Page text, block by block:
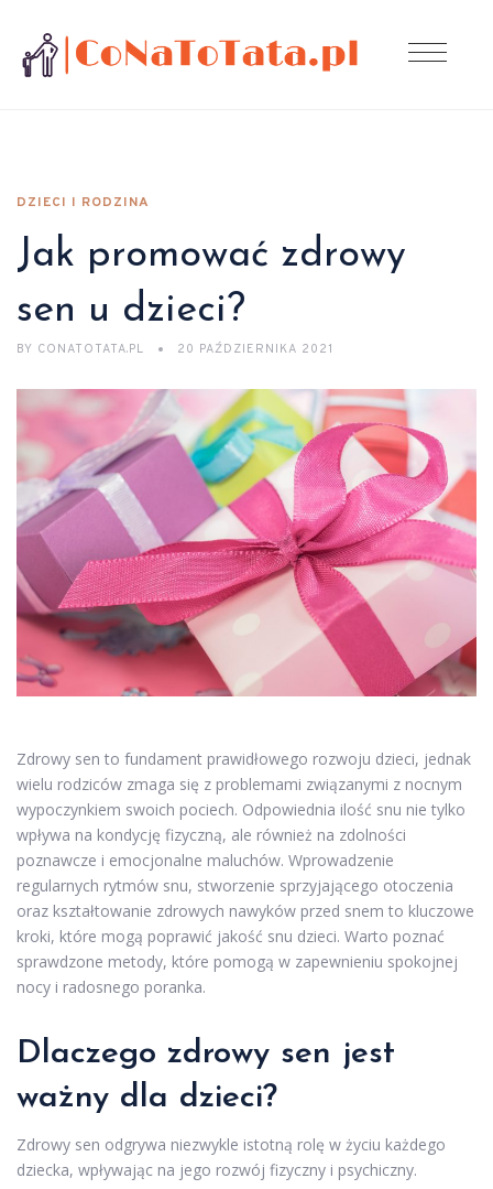
DZIECI I RODZINA
Jak promować zdrowy
sen u dzieci?
BY CONATOTATA.PL 20 PAŹDZIERNIKA 2021
Zdrowy sen to fundament prawidłowego rozwoju dzieci, jednak
wielu rodziców zmaga się z problemami związanymi z nocnym
wypoczynkiem swoich pociech. Odpowiednia ilość snu nie tylko
wpływa na kondycję fizyczną, ale również na zdolności
poznawcze i emocjonalne maluchów. Wprowadzenie
regularnych rytmów snu, stworzenie sprzyjającego otoczenia
oraz kształtowanie zdrowych nawyków przed snem to kluczowe
kroki, które mogą poprawić jakość snu dzieci. Warto poznać
sprawdzone metody, które pomogą w zapewnieniu spokojnej
nocy i radosnego poranka.
Dlaczego zdrowy sen jest
ważny dla dzieci?
Zdrowy sen odgrywa niezwykle istotną rolę w życiu każdego
dziecka, wpływając na jego rozwój fizyczny i psychiczny.